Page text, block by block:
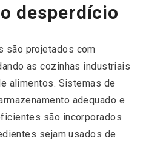
desperdício
são projetados com
as cozinhas industriais
alimentos. Sistemas de
adequado e
são incorporados
sejam usados de